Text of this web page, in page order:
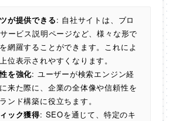
が提供できる: 自社サイトは、ブロ
ービス説明ページなど、様々な形で
網羅することができます。これによ
位表示されやすくなります。
を強化: ユーザーが検索エンジン経
来た際に、企業の全体像や信頼性を
ンド構築に役立ちます。
ック獲得: SEOを通じて、特定のキ